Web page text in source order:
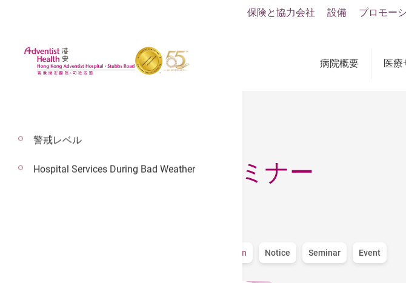
病院概要 医療
保険と協力会社 設備 プロモー
ニュース＆セミナー
Declaration Notice Seminar Event
警戒レベル
Hospital Services During Bad Weather